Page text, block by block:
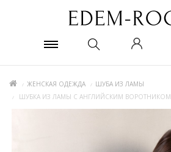
ЖЕНСКАЯ ОДЕЖДА
ШУБА ИЗ ЛАМЫ
ШУБКА ИЗ ЛАМЫ С АНГЛИЙСКИМ ВОРОТНИКОМ